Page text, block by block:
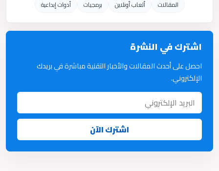
المقالات ألعاب أونلاين برمجيات أدوات إبداعية
اشترك في النشرة
احصل على أحدث المقالات والأخبار التقنية مباشرة في بريدك
الإلكتروني.
اشترك الآن